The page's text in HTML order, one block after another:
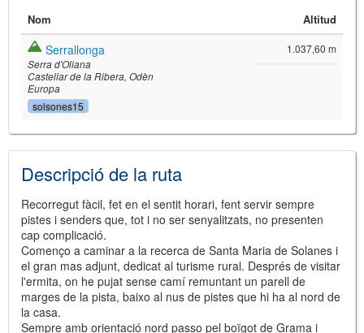
©Leaflet
and its contributors
© Institut Cartogràfic i Geològic de
Nom Altitud
Serrallonga
Serra d'Oliana
Castellar de la Ribera Odèn
Europa
solsones15
1.037,60 m
Descripció de la ruta
Recorregut fàcil, fet en el sentit horari, fent servir sempre
pistes i senders que, tot i no ser senyalitzats, no presenten
cap complicació.
Començo a caminar a la recerca de Santa Maria de Solanes i
el gran mas adjunt, dedicat al turisme rural. Després de visitar
l'ermita, on he pujat sense camí remuntant un parell de
marges de la pista, baixo al nus de pistes que hi ha al nord de
la casa.
Sempre amb orientació nord passo pel boïgot de Grama i